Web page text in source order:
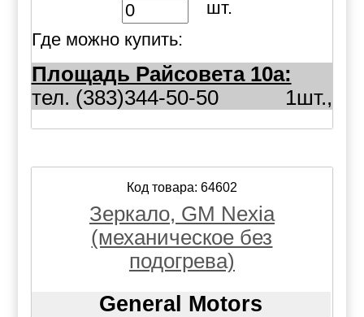
шт.
Где можно купить:
Площадь Райсовета 10а:
1шт.,
тел. (383)344-50-50
Код товара: 64602
Зеркало, GM Nexia
(механическое без
подогрева)
General Motors